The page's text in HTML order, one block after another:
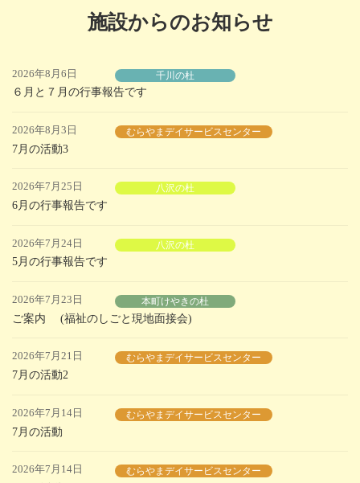
施設からのお知らせ
2026年8月6日 千川の杜
６月と７月の行事報告です
2026年8月3日 むらやまデイサービスセンター
7月の活動3
2026年7月25日 八沢の杜
6月の行事報告です
2026年7月24日 八沢の杜
5月の行事報告です
2026年7月23日 本町けやきの杜
ご案内 (福祉のしごと現地面接会)
2026年7月21日 むらやまデイサービスセンター
7月の活動2
2026年7月14日 むらやまデイサービスセンター
7月の活動
2026年7月14日 むらやまデイサービスセンター